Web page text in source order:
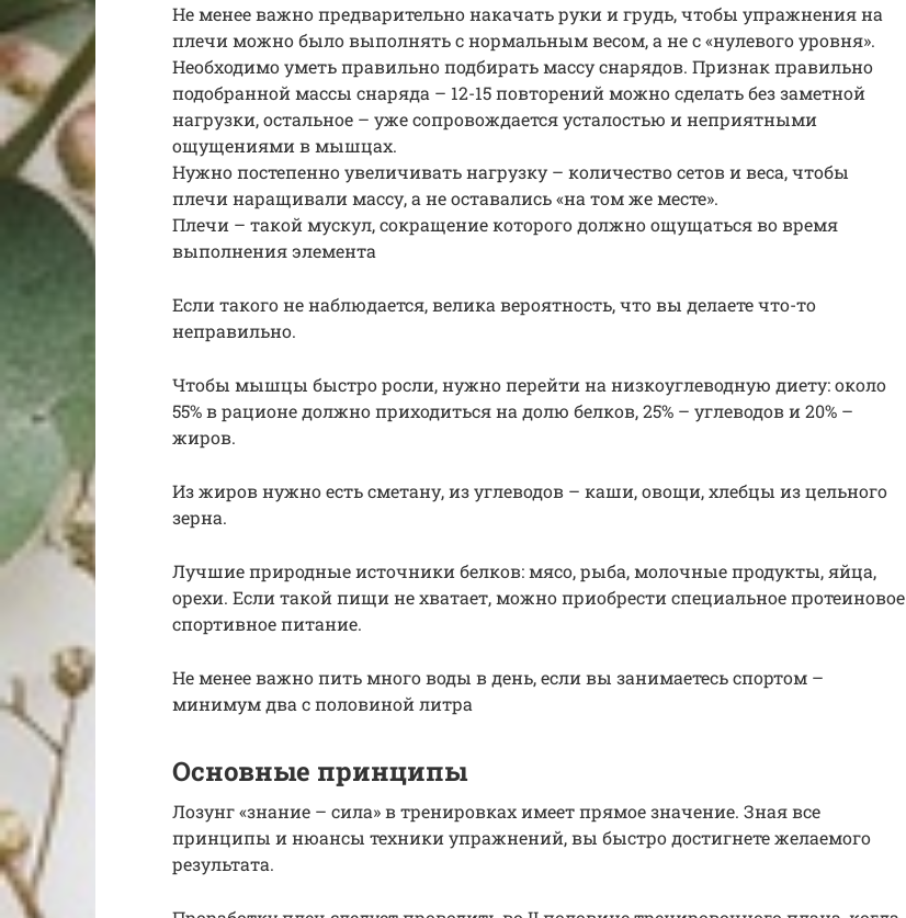
Не менее важно предварительно накачать руки и грудь, чтобы упражнения на
плечи можно было выполнять с нормальным весом, а не с «нулевого уровня».
Необходимо уметь правильно подбирать массу снарядов. Признак правильно
подобранной массы снаряда – 12-15 повторений можно сделать без заметной
нагрузки, остальное – уже сопровождается усталостью и неприятными
ощущениями в мышцах.
Нужно постепенно увеличивать нагрузку – количество сетов и веса, чтобы
плечи наращивали массу, а не оставались «на том же месте».
Плечи – такой мускул, сокращение которого должно ощущаться во время
выполнения элемента
Если такого не наблюдается, велика вероятность, что вы делаете что-то
неправильно.
Чтобы мышцы быстро росли, нужно перейти на низкоуглеводную диету: около
55% в рационе должно приходиться на долю белков, 25% – углеводов и 20% –
жиров.
Из жиров нужно есть сметану, из углеводов – каши, овощи, хлебцы из цельного
зерна.
Лучшие природные источники белков: мясо, рыба, молочные продукты, яйца,
орехи. Если такой пищи не хватает, можно приобрести специальное протеиновое
спортивное питание.
Не менее важно пить много воды в день, если вы занимаетесь спортом –
минимум два с половиной литра
Основные принципы
Лозунг «знание – сила» в тренировках имеет прямое значение. Зная все
принципы и нюансы техники упражнений, вы быстро достигнете желаемого
результата.